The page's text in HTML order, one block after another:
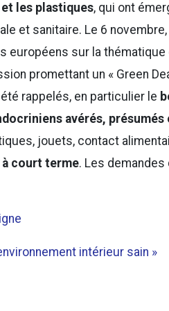
les plastiques, qui ont
et sanitaire. Le 6 novembre,
européens sur la
promettant un « Green
rappelés, en particulier le
avérés, présumés
jouets, contact
court terme. Les
intérieur sain »